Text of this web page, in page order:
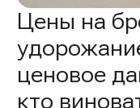
Цены на
ценовое
кто